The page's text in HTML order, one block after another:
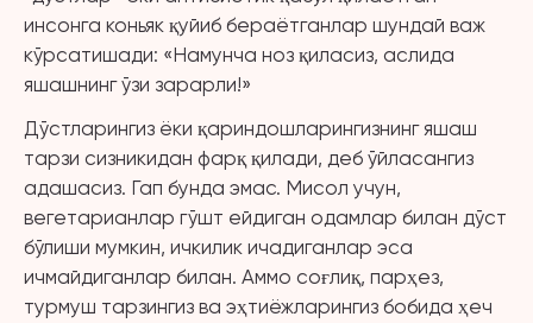
инсонга коньяк қуйиб бераётганлар шундай важ
кўрсатишади: «Намунча ноз қиласиз, аслида
яшашнинг ўзи зарарли!»
Дўстларингиз ёки қариндошларингизнинг яшаш
тарзи сизникидан фарқ қилади, деб ўйласангиз
адашасиз. Гап бунда эмас. Мисол учун,
вегетарианлар гўшт ейдиган одамлар билан дўст
бўлиши мумкин, ичкилик ичадиганлар эса
ичмайдиганлар билан. Аммо соғлиқ, парҳез,
турмуш тарзингиз ва эҳтиёжларингиз бобида ҳеч